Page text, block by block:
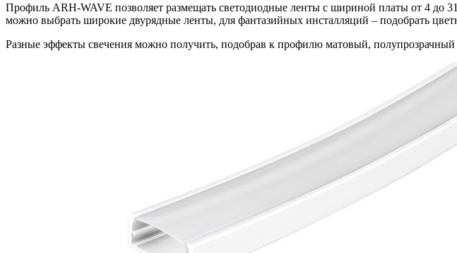
Профиль ARH-WAVE позволяет размещать светодиодные ленты с шириной платы от 4 до
можно выбрать широкие двурядные ленты, для фантазийных инсталляций – подобрать
Разные эффекты свечения можно получить, подобрав к профилю матовый,